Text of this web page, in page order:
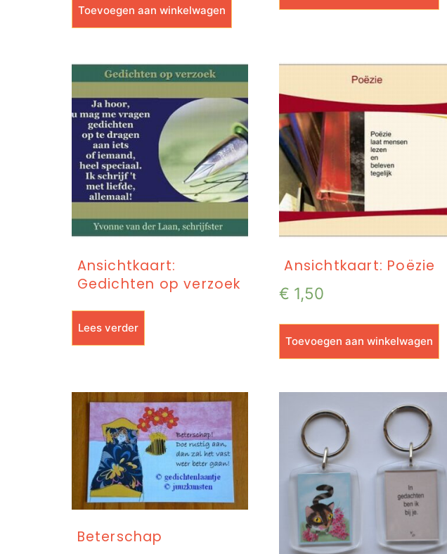
Toevoegen aan winkelwagen
Ansichtkaart:
Gedichten op verzoek
Lees verder
Ansichtkaart: Poëzie
€ 1,50
Toevoegen aan winkelwagen
Beterschap